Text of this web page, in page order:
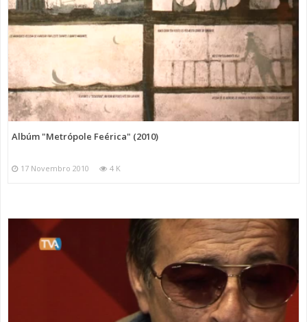
Albúm "Metrópole Feérica" (2010)
17 Novembro 2010 4 K